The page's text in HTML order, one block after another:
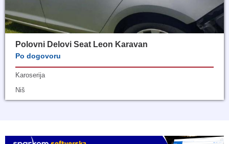
Polovni Delovi Seat Leon Karavan
Po dogovoru
Karoserija
Niš